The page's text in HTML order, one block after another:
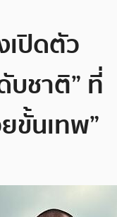
เปิดตัว
บชาติ” ที่
ขั้นเทพ”